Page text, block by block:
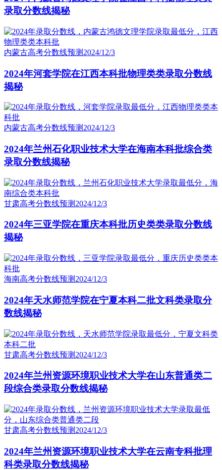
录取分数线揭秘
内蒙古高考分数线预测 2024/12/3
2024年河套学院在江西本科批物理类类录取分数线
揭秘
内蒙古高考分数线预测 2024/12/3
2024年兰州石化职业技术大学在海南本科批综合类
录取分数线揭秘
甘肃高考分数线预测 2024/12/3
2024年三亚学院在重庆本科批历史类类录取分数线
揭秘
海南高考分数线预测 2024/12/3
2024年天水师范学院在宁夏本科二批文科类录取分
数线揭秘
甘肃高考分数线预测 2024/12/3
2024年兰州资源环境职业技术大学在山东普通类二
段综合类录取分数线揭秘
甘肃高考分数线预测 2024/12/3
2024年兰州资源环境职业技术大学在云南专科批理
科类录取分数线揭秘